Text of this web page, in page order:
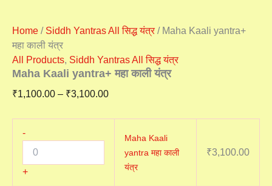
Home / Siddh Yantras All सिद्ध यंत्र/ Maha Kaali yantra+
महा काली यंत्र
All Products, Siddh Yantras All सिद्ध यंत्र
Maha Kaali yantra+ महा काली यंत्र
₹1,100.00 – ₹3,100.00
-
+
Maha Kaali
yantra महा काली
यंत्र
₹3,100.00